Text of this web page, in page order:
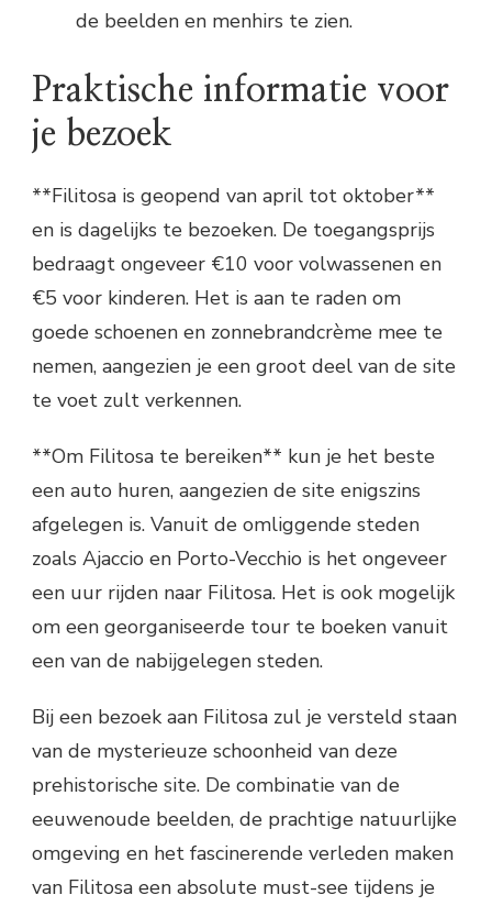
de beelden en menhirs te zien.
Praktische informatie voor
je bezoek
**Filitosa is geopend van april tot oktober**
en is dagelijks te bezoeken. De toegangsprijs
bedraagt ongeveer €10 voor volwassenen en
€5 voor kinderen. Het is aan te raden om
goede schoenen en zonnebrandcrème mee te
nemen, aangezien je een groot deel van de site
te voet zult verkennen.
**Om Filitosa te bereiken** kun je het beste
een auto huren, aangezien de site enigszins
afgelegen is. Vanuit de omliggende steden
zoals Ajaccio en Porto-Vecchio is het ongeveer
een uur rijden naar Filitosa. Het is ook mogelijk
om een georganiseerde tour te boeken vanuit
een van de nabijgelegen steden.
Bij een bezoek aan Filitosa zul je versteld staan
van de mysterieuze schoonheid van deze
prehistorische site. De combinatie van de
eeuwenoude beelden, de prachtige natuurlijke
omgeving en het fascinerende verleden maken
van Filitosa een absolute must-see tijdens je